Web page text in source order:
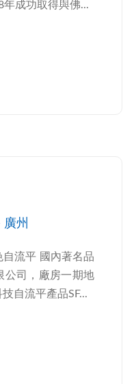
成功取得與佛...
州
流平 國內著名品
公司，廠房一期地
自流平產品SF...